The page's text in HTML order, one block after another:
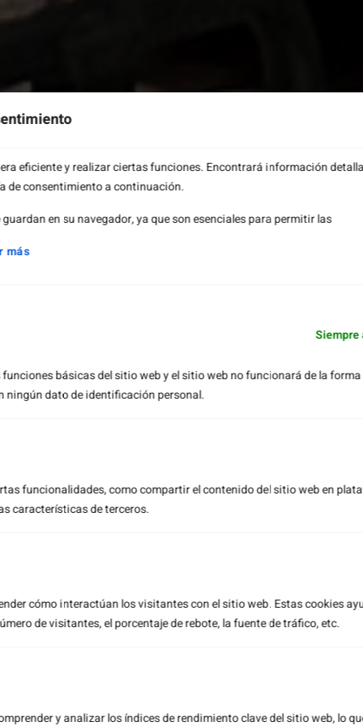
eficiente y realizar ciertas funciones. Encontrará información
de consentimiento a continuación.
en su navegador, ya que son esenciales para permitir las
más
Siempre
básicas del sitio web y el sitio web no funcionará de la forma
ningún dato de identificación personal.
funcionalidades, como compartir el contenido del sitio web en
características de terceros.
cómo interactúan los visitantes con el sitio web. Estas cookies
de visitantes, el porcentaje de rebote, la fuente de tráfico, etc.
y analizar los índices de rendimiento clave del sitio web, lo
AHORRANDO EN LOS COSTES DE